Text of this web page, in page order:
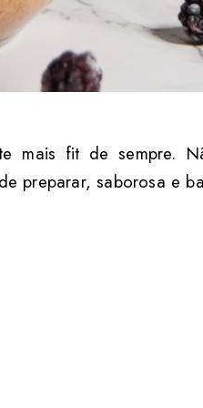
mais fit de sempre.
preparar, saborosa e